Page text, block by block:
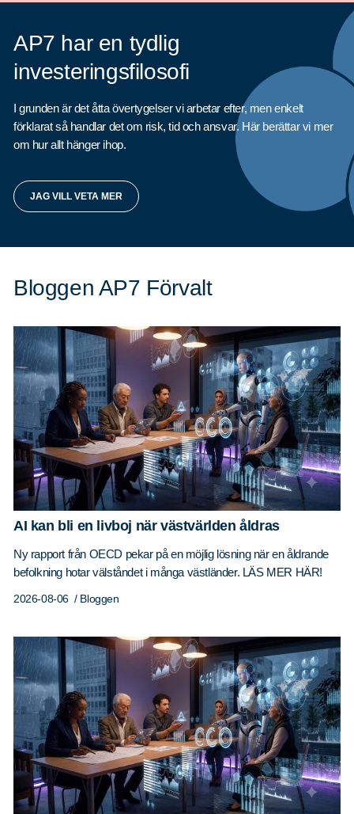
AP7 har en tydlig
investeringsfilosofi
I grunden är det åtta övertygelser vi arbetar efter, men enkelt
förklarat så handlar det om risk, tid och ansvar. Här berättar vi mer
om hur allt hänger ihop.
JAG VILL VETA MER
Bloggen AP7 Förvalt
AI kan bli en livboj när västvärlden åldras
Ny rapport från OECD pekar på en möjlig lösning när en åldrande
befolkning hotar välståndet i många västländer. LÄS MER HÄR!
2026-08-06 / Bloggen
Sök på sidan:Sök